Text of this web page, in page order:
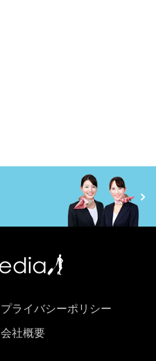
プライバシーポリシー
会社概要